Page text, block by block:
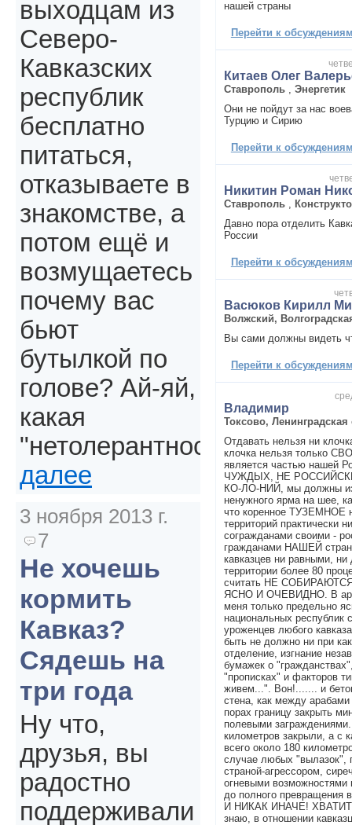
нашей страны
Перейти к
Китаев Олег
Ставрополь
Энергетик
Они не пойдут за нас
Турцию и Сирию
Перейти к
Никитин Роман
Ставрополь
Давно пора отделить
России
Перейти к
Васюков Кирилл
Волжский,
Вы сами должны видеть
Перейти к
Владимир
Токсово, Ленинградская
Отдавать нельзя ни
клочка нельзя только
является частью нашей
ЧУЖДЫХ, НЕ
КО-ЛО-НИЙ, мы должны
ненужного ярма на шее,
что коренное ТУЗЕМНОЕ
территорий практически
согражданами своими -
гражданами НАШЕЙ
кавказцев ни равными,
территории более 80
считать НЕ
ЯСНО И ОЧЕВИДНО. В
меня только предельно
национальных республик
уроженцев любого
быть не должно ни при
отделение, изгнание
бумажек о
"прописках" и факторов
живем...". Вон!....... и
стена, как между
порах границу закрыть
полевыми
километров закрыли, а с
всего около 180
случае любых "вылазок",
страной-агрессором,
огневыми
до полного превращения
И НИКАК ИНАЧЕ! ХВАТИТ!
знаю, в отношении
выходцам из
Северо-
Кавказских
республик
бесплатно
питаться,
отказываете в
знакомстве, а
потом ещё и
возмущаетесь
почему вас
бьют
бутылкой по
голове? Ай-яй,
какая
"нетолерантность".
далее
3 ноября 2013 г.
7
Не хочешь
кормить
Кавказ?
Сядешь на
три года
Ну что,
друзья, вы
радостно
поддерживали